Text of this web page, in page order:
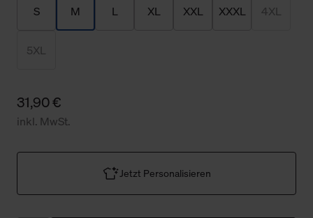
S M L XL XXL XXXL 4XL
5XL
31,90 €
inkl. MwSt.
Jetzt Personalisieren